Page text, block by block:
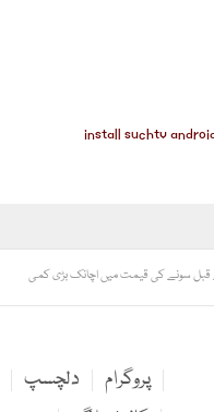
سونے کی قیمت میں اچانک بڑی کمی
دلچسپ
پروگرام